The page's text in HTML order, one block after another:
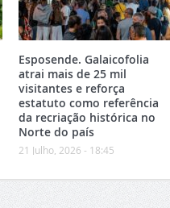
Esposende. Galaicofolia
atrai mais de 25 mil
visitantes e reforça
estatuto como referência
da recriação histórica no
Norte do país
21 Julho, 2026 - 18:45